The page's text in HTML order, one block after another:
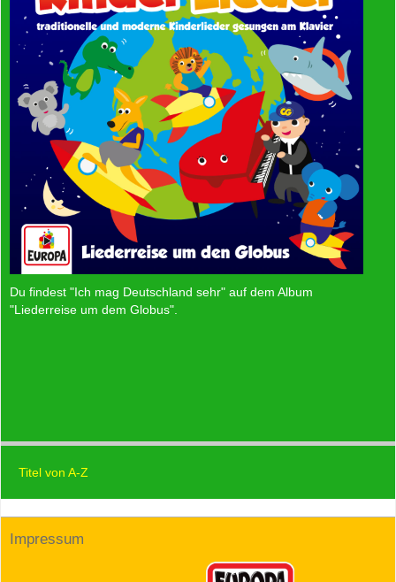
Du findest "Ich mag Deutschland sehr" auf dem Album
"Liederreise um dem Globus".
Titel von A-Z
Impressum